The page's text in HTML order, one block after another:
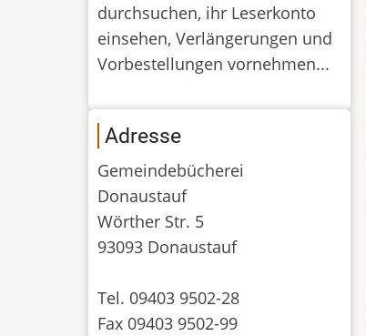
durchsuchen, ihr Leserkonto
einsehen, Verlängerungen und
Vorbestellungen vornehmen...
Adresse
Gemeindebücherei
Donaustauf
Wörther Str. 5
93093 Donaustauf
Tel. 09403 9502-28
Fax 09403 9502-99